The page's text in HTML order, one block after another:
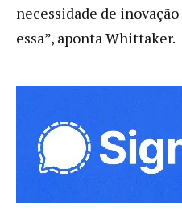
necessidade de
essa”, aponta Whittaker.